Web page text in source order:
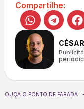
Compartilhe:
OUÇA O PONTO DE PARADA